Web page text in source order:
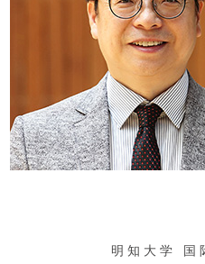
明知大学 国